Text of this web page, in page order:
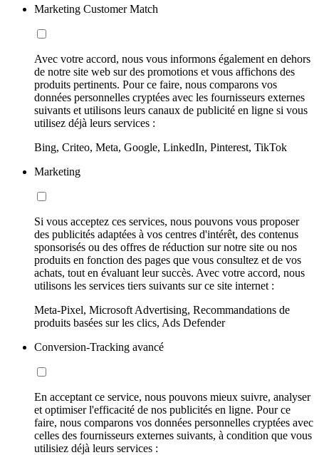
Marketing Customer Match
Avec votre accord, nous vous informons également en dehors
de notre site web sur des promotions et vous affichons des
produits pertinents. Pour ce faire, nous comparons vos
données personnelles cryptées avec les fournisseurs externes
suivants et utilisons leurs canaux de publicité en ligne si vous
utilisez déjà leurs services :
Bing, Criteo, Meta, Google, LinkedIn, Pinterest, TikTok
Marketing
Si vous acceptez ces services, nous pouvons vous proposer
des publicités adaptées à vos centres d'intérêt, des contenus
sponsorisés ou des offres de réduction sur notre site ou nos
produits en fonction des pages que vous consultez et de vos
achats, tout en évaluant leur succès. Avec votre accord, nous
utilisons les services tiers suivants sur ce site internet :
Meta-Pixel, Microsoft Advertising, Recommandations de
produits basées sur les clics, Ads Defender
Conversion-Tracking avancé
En acceptant ce service, nous pouvons mieux suivre, analyser
et optimiser l'efficacité de nos publicités en ligne. Pour ce
faire, nous comparons vos données personnelles cryptées avec
celles des fournisseurs externes suivants, à condition que vous
utilisiez déjà leurs services :